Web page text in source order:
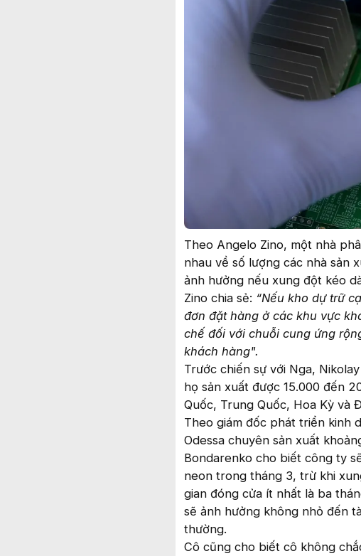
Theo Angelo Zino, một nhà
nhau về số lượng các nhà sản
ảnh hưởng nếu xung đột kéo
Zino chia sẻ: “Nếu kho dự trữ
đơn đặt hàng ở các khu vực
chế đối với chuỗi cung ứng
khách hàng".
Trước chiến sự với Nga,
họ sản xuất được 15.000 đến
Quốc, Trung Quốc, Hoa Kỳ và
Theo giám đốc phát triển kinh
Odessa chuyên sản xuất
Bondarenko cho biết công ty
neon trong tháng 3, trừ khi
gian đóng cửa ít nhất là ba
sẽ ảnh hưởng không nhỏ đến
thường.
Cô cũng cho biết cô không